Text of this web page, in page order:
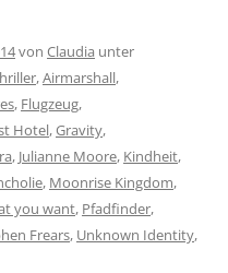
von Claudia unter
,Airmarshall,
, Flugzeug,
Hotel,Gravity,
, Julianne Moore, Kindheit,
, Moonrise Kingdom,
you want, Pfadfinder,
Frears, Unknown Identity,